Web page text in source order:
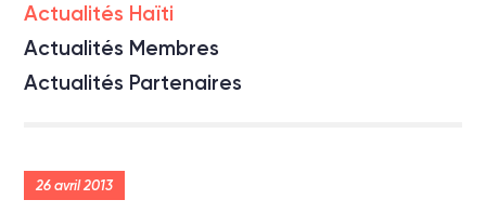
Actualités Haïti
Actualités Membres
Actualités Partenaires
26 avril 2013